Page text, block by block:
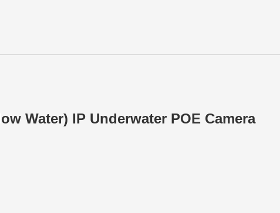
Water) IP Underwater POE Camera